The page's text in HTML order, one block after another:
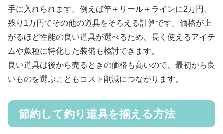
手に入れられます。例えば竿＋リール＋ラインに2万円、
残り1万円でその他の道具をそろえる計算です。価格が上
がるほど性能の良い道具が選べるため、長く使えるアイテ
ムや魚種に特化した装備も検討できます。
良い道具は後から売るときの価格も高いので、最初から良
いものを選ぶこともコスト削減につながります。
節約して釣り道具を揃える方法